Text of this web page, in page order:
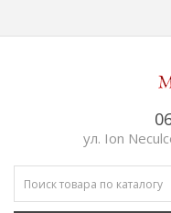
ул. Ion